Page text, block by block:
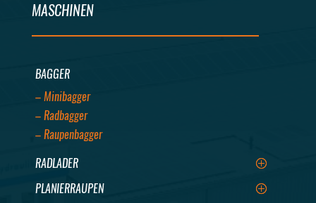
MASCHINEN
BAGGER
– Minibagger
– Radbagger
– Raupenbagger
RADLADER
PLANIERRAUPEN